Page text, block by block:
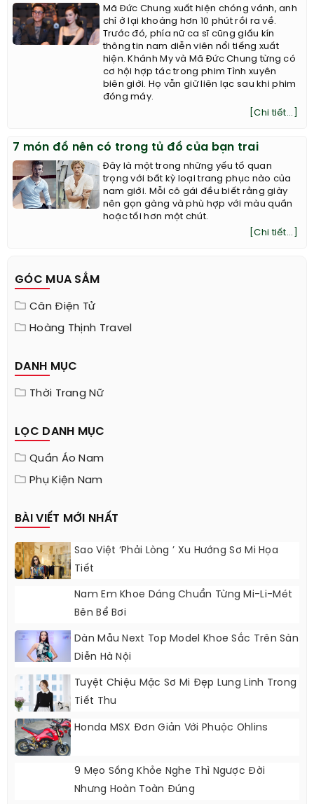
Mã Đức Chung xuất hiện chóng vánh, anh
chỉ ở lại khoảng hơn 10 phút rồi ra về.
Trước đó, phía nữ ca sĩ cũng giấu kín
thông tin nam diễn viên nổi tiếng xuất
hiện. Khánh My và Mã Đức Chung từng có
cơ hội hợp tác trong phim Tình xuyên
biên giới. Họ vẫn giữ liên lạc sau khi phim
đóng máy.
[Chi tiết...]
7 món đồ nên có trong tủ đồ của bạn trai
Đây là một trong những yếu tố quan
trọng với bất kỳ loại trang phục nào của
nam giới. Mỗi cô gái đều biết rằng giày
nên gọn gàng và phù hợp với màu quần
hoặc tối hơn một chút.
[Chi tiết...]
GÓC MUA SẮM
Cân Điện Tử
Hoàng Thịnh Travel
DANH MỤC
Thời Trang Nữ
LỌC DANH MỤC
Quần Áo Nam
Phụ Kiện Nam
BÀI VIẾT MỚI NHẤT
Sao Việt ‘phải Lòng ’ Xu Hướng Sơ Mi Họa
Tiết
Nam Em Khoe Dáng Chuẩn Từng Mi-Li-Mét
Bên Bể Bơi
Dàn Mẫu Next Top Model Khoe Sắc Trên Sàn
Diễn Hà Nội
Tuyệt Chiệu Mặc Sơ Mi Đẹp Lung Linh Trong
Tiết Thu
Honda MSX Đơn Giản Với Phuộc Ohlins
9 Mẹo Sống Khỏe Nghe Thì Ngược Đời
Nhưng Hoàn Toàn Đúng